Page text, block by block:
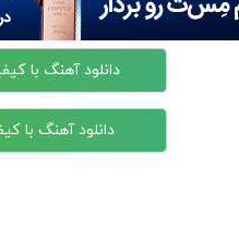
دانلود آهنگ با
دانلود آهنگ با